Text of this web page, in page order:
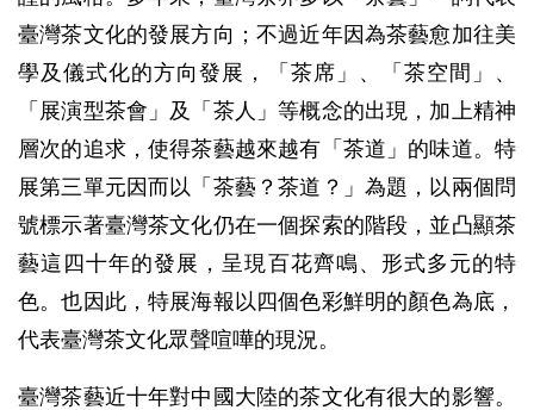
臺灣茶文化的發展方向；不過近年因為茶藝愈加往美
學及儀式化的方向發展，「茶席」、「茶空間」、
「展演型茶會」及「茶人」等概念的出現，加上精神
層次的追求，使得茶藝越來越有「茶道」的味道。特
展第三單元因而以「茶藝？茶道？」為題，以兩個問
號標示著臺灣茶文化仍在一個探索的階段，並凸顯茶
藝這四十年的發展，呈現百花齊鳴、形式多元的特
色。也因此，特展海報以四個色彩鮮明的顏色為底，
代表臺灣茶文化眾聲喧嘩的現況。
臺灣茶藝近十年對中國大陸的茶文化有很大的影響。